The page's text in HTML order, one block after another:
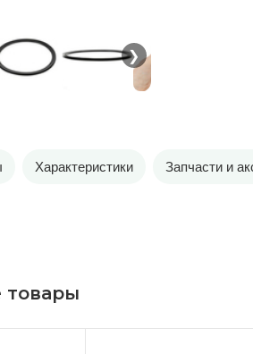
❯
Характеристики Запчасти и
товары